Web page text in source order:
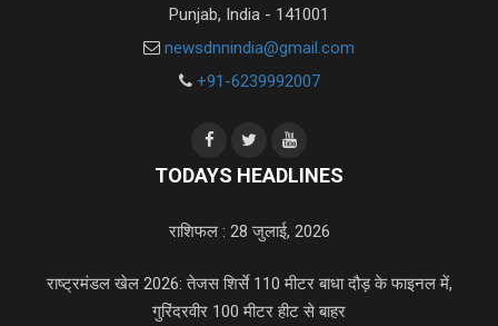
Punjab, India - 141001
newsdnnindia@gmail.com
+91-6239992007
TODAYS HEADLINES
राशिफल : 28 जुलाई, 2026
राष्ट्रमंडल खेल 2026: तेजस शिर्से 110 मीटर बाधा दौड़ के फाइनल में,
गुरिंदरवीर 100 मीटर हीट से बाहर